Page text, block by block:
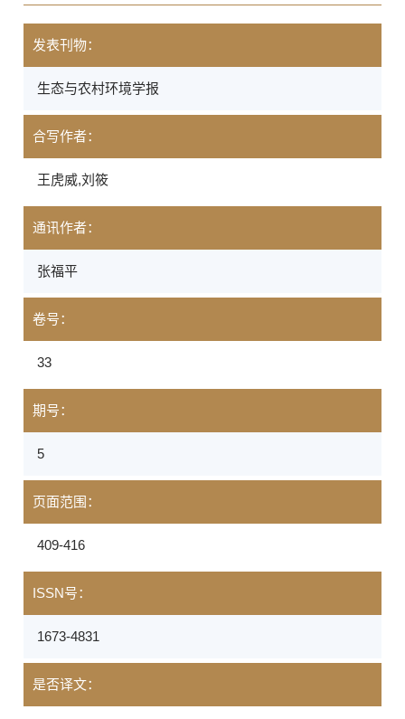
发表刊物：
生态与农村环境学报
合写作者：
王虎威,刘筱
通讯作者：
张福平
卷号：
33
期号：
5
页面范围：
409-416
ISSN号：
1673-4831
是否译文：